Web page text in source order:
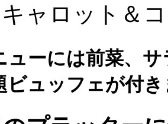
ャロット＆
ューには前菜、
ビュッフェが付